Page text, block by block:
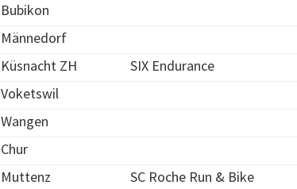
Bubikon
Männedorf
Küsnacht ZH SIX Endurance
Voketswil
Wangen
Chur
Muttenz SC Roche Run & Bike